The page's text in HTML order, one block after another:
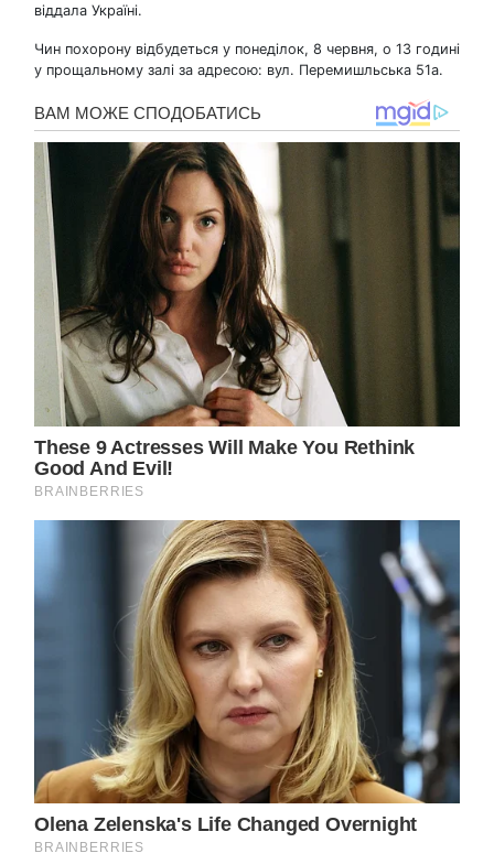
віддала Україні.
Чин похорону відбудеться у понеділок, 8 червня, о 13 годині
у прощальному залі за адресою: вул. Перемишльська 51а.